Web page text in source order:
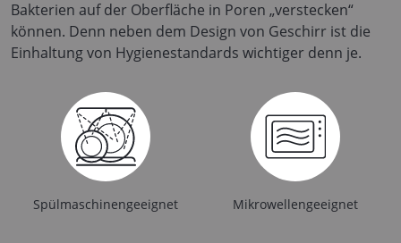
Bakterien auf der Oberfläche in Poren „verstecken“
können. Denn neben dem Design von Geschirr ist die
Einhaltung von Hygienestandards wichtiger denn je.
Spülmaschinengeeignet Mikrowellengeeignet